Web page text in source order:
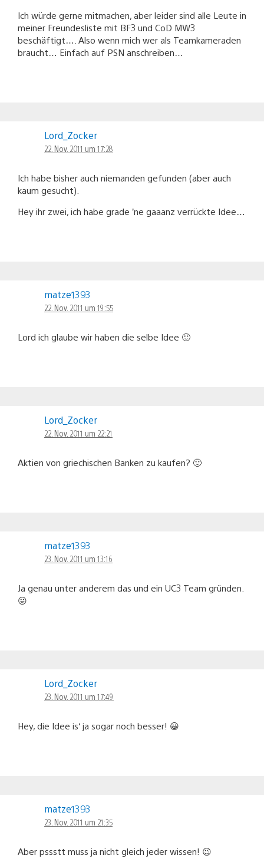
Ich würde gerne mitmachen, aber leider sind alle Leute in
meiner Freundesliste mit BF3 und CoD MW3
beschäftigt…. Also wenn mich wer als Teamkameraden
braucht… Einfach auf PSN anschreiben…
Lord_Zocker
22. Nov. 2011 um 17:28
Ich habe bisher auch niemanden gefunden (aber auch
kaum gesucht).
Hey ihr zwei, ich habe grade ’ne gaaanz verrückte Idee…
matze1393
22. Nov. 2011 um 19:55
Lord ich glaube wir haben die selbe Idee 🙂
Lord_Zocker
22. Nov. 2011 um 22:21
Aktien von griechischen Banken zu kaufen? 🙂
matze1393
23. Nov. 2011 um 13:16
Ja genau unter anderem das und ein UC3 Team gründen.
😛
Lord_Zocker
23. Nov. 2011 um 17:49
Hey, die Idee is‘ ja sogar noch besser! 😀
matze1393
23. Nov. 2011 um 21:35
Aber pssstt muss ja nicht gleich jeder wissen! 😉